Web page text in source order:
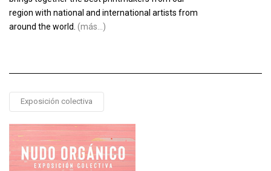
region with national and international artists from
around the world. (más…)
Exposición colectiva